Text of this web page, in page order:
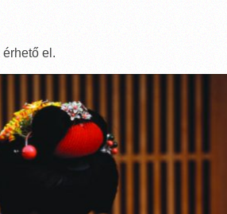
érhető el.